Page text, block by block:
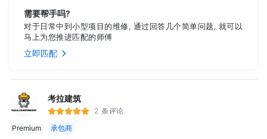
受客户的欢迎。 我们可以讲中文和英文。 主要服务内容：庭院、装修
工程、房屋加建、专业设计、施工 Landscape,House
finishing,ADU,Pro design & construction 时尚设计 以创意设计为
先，结合时尚风格，在设计阶段就可以帮助客户完成材料选用及预算
分配和看到最终效果。 室内装修及庭院工程 致力于满足我们客户的装
保养打理养护庭院可不仅仅就是定期割草地哦！提供最专业和最全面
的庭
需要帮手吗?
对于日常中到小型项目的维修, 通过回答几个简单问题, 就可以
马上为您推进匹配的师傅
立即匹配
考拉建筑
2 条评论
Premium
承包商